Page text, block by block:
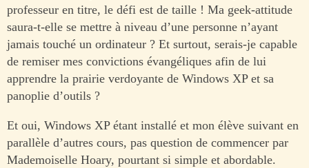
professeur en titre, le défi est de taille ! Ma geek-attitude
saura-t-elle se mettre à niveau d’une personne n’ayant
jamais touché un ordinateur ? Et surtout, serais-je capable
de remiser mes convictions évangéliques afin de lui
apprendre la prairie verdoyante de Windows XP et sa
panoplie d’outils ?
Et oui, Windows XP étant installé et mon élève suivant en
parallèle d’autres cours, pas question de commencer par
Mademoiselle Hoary, pourtant si simple et abordable.